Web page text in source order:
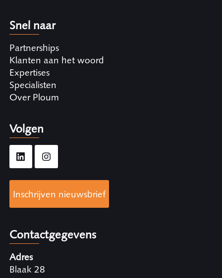
Snel naar
Partnerships
Klanten aan het woord
Expertises
Specialisten
Over Ploum
Volgen
Inschrijven nieuwsbrief
Contactgegevens
Adres
Blaak 28